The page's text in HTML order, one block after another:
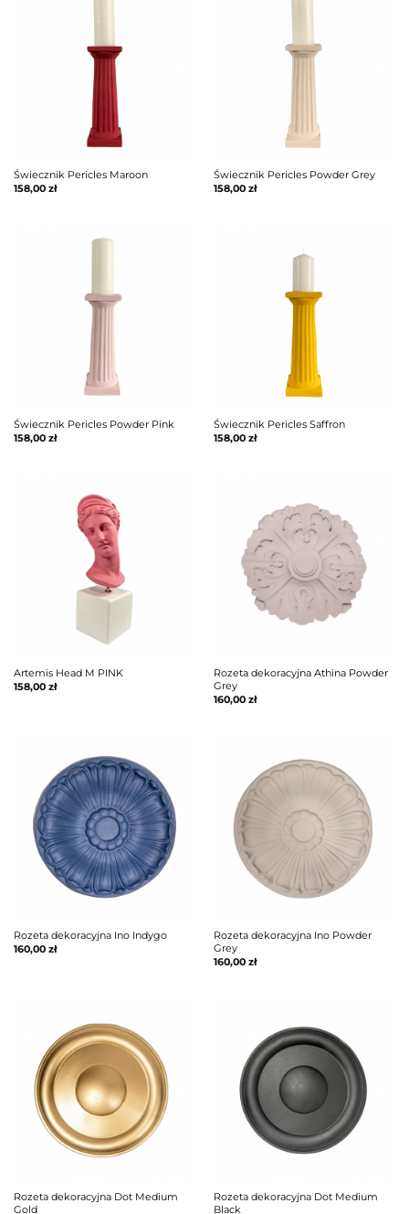
Świecznik Pericles Maroon
158,00 zł
Świecznik Pericles Powder Grey
158,00 zł
Świecznik Pericles Powder Pink
158,00 zł
Świecznik Pericles Saffron
158,00 zł
Artemis Head M PINK
158,00 zł
Rozeta dekoracyjna Athina Powder
Grey
160,00 zł
Rozeta dekoracyjna Ino Indygo
160,00 zł
Rozeta dekoracyjna Ino Powder
Grey
160,00 zł
Rozeta dekoracyjna Dot Medium
Gold
Rozeta dekoracyjna Dot Medium
Black